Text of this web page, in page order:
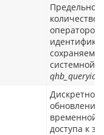
Предельное
количество
операторов
системной
qhb_queryid
обновления
временной
доступа к